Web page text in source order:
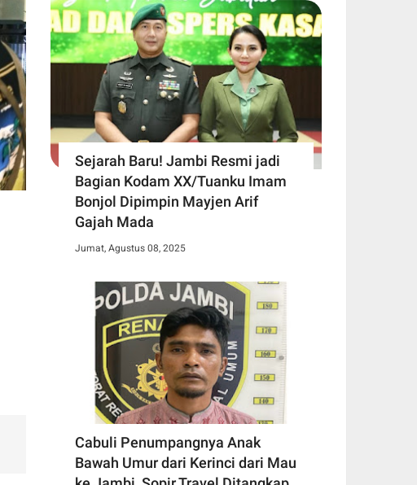
Sejarah Baru! Jambi Resmi jadi
Bagian Kodam XX/Tuanku Imam
Bonjol Dipimpin Mayjen Arif
Gajah Mada
Jumat, Agustus 08, 2025
Cabuli Penumpangnya Anak
Bawah Umur dari Kerinci dari Mau